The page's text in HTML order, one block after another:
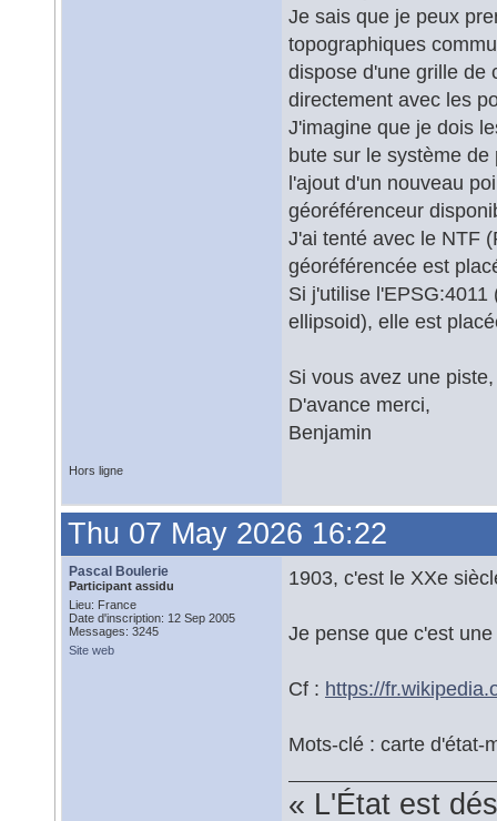
Je sais que je peux
topographiques
dispose d'une grille de
directement avec les
J'imagine que je dois
bute sur le système
l'ajout d'un nouveau
géoréférenceur
J'ai tenté avec le NTF
géoréférencée est
Si j'utilise
ellipsoid), elle est
Si vous avez une
D'avance merci,
Benjamin
Hors ligne
Thu 07 May 2026 16:22
Pascal Boulerie
Participant assidu
Lieu: France
Date d'inscription: 12 Sep 2005
Messages: 3245
Site web
1903, c'est le XXe
Je pense que c'est
Cf : https://
Mots-clé : carte d'état-
« L'État est